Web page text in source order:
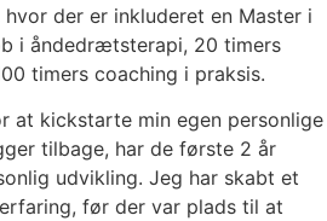
der er inkluderet en Master i
i åndedrætsterapi, 20 timers
timers coaching i praksis.
at kickstarte min egen personlige
tilbage, har de første 2 år
udvikling. Jeg har skabt et
før der var plads til at